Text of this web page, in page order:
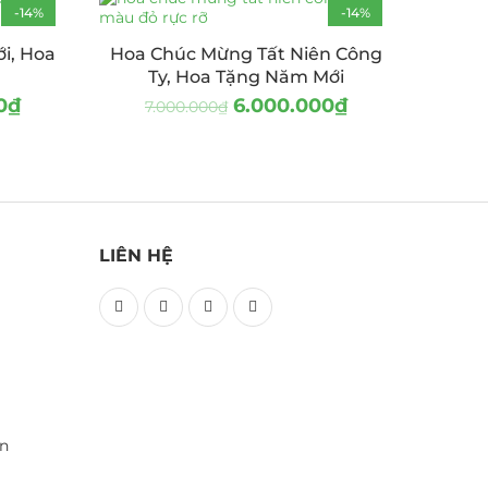
-14%
Hoa
₫
-14%
Hoa Chúc Mừng Tất Niên Công
Ty, Hoa Tặng Năm Mới
7.000.000₫ 6.000.000₫
LIÊN HỆ